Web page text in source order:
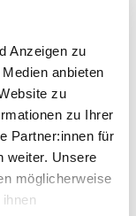
Anzeigen zu
anbieten
zu
zu Ihrer
Partner:innen für
weiter. Unsere
möglicherweise
Geburtsmedizin